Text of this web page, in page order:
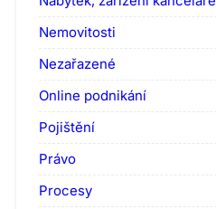
Nemovitosti
Nezařazené
Online podnikání
Pojištění
Právo
Procesy